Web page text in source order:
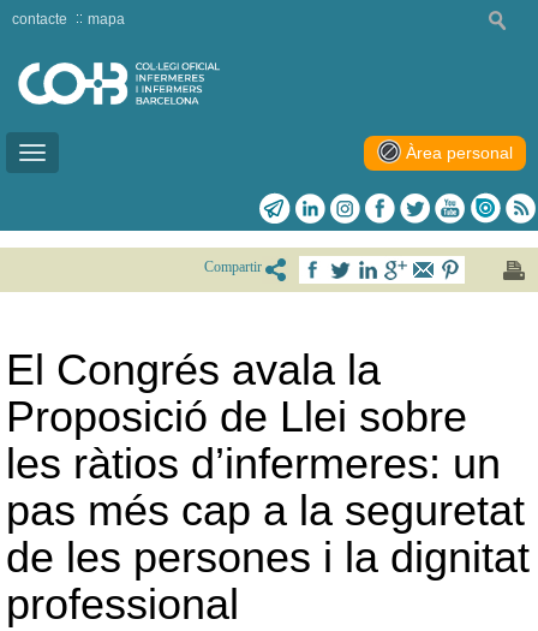
Toggle
contacte mapa
Àrea personal
Compartir
El Congrés avala la
Proposició de Llei sobre
les ràtios d’infermeres: un
pas més cap a la seguretat
de les persones i la dignitat
professional